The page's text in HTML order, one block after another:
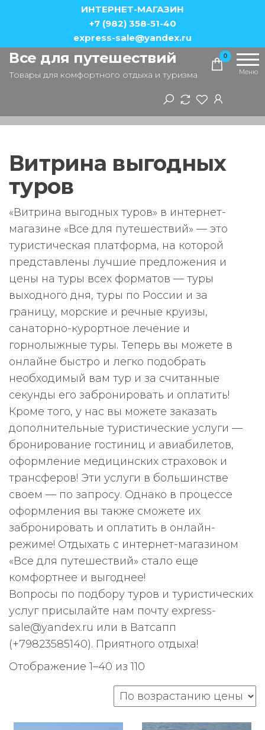
содержимому
ИНТЕРНЕТ-МАГАЗИН
+7 (982) 358-51-40
express-sale@yandex.ru
Все для путешествий
Товары для комфортного отдыха и туризма
0
Меню
Витрина выгодных
туров
«Витрина выгодных туров» в интернет-
магазине «Все для путешествий» — это
туристическая платформа, на которой
представлены лучшие предложения и
цены на туры всех форматов — туры
выходного дня, туры по России и за
границу, морские и речные круизы,
санаторно-курортное лечение и
горнолыжные туры. Теперь вы можете в
онлайне быстро и легко подобрать
необходимый вам тур и за считанные
секунды его забронировать и оплатить!
Кроме того, у нас вы можете заказать
дополнительные туристические услуги —
бронирование гостиниц и авиабилетов,
оформление медицинских страховок и
трансферов! Эти услуги в большинстве
своем — по запросу. Однако в процессе
оформления вы также сможете их
забронировать и оплатить в онлайн-
режиме! Отдыхать с интернет-магазином
«Все для путешествий» стало еще
комфортнее и выгоднее!
Вопросы по подбору туров и туристических
услуг присылайте нам почту еxpress-
sale@yandex.ru или в Ватсапп
(+79823585140). Приятного отдыха!
Отображение 1–40 из 110
по
возрастанию